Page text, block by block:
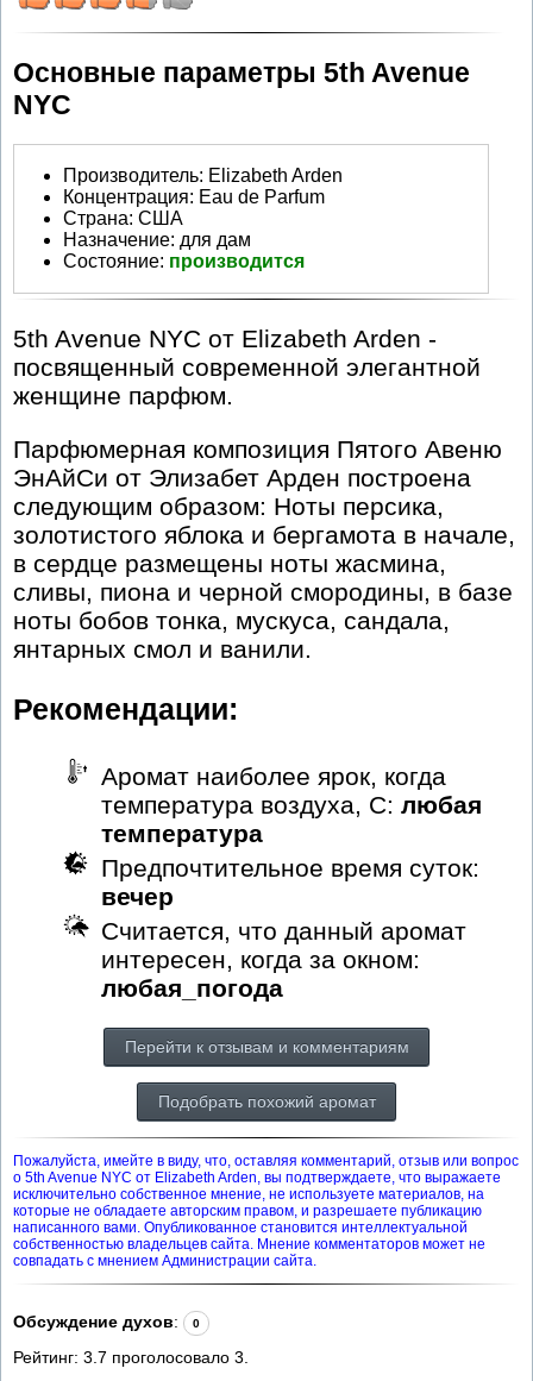
Основные параметры 5th Avenue
NYC
Производитель: Elizabeth Arden
Концентрация: Eau de Parfum
Страна: США
Назначение: для дам
Состояние: производится
5th Avenue NYC от Elizabeth Arden -
посвященный современной элегантной
женщине парфюм.
Парфюмерная композиция Пятого Авеню
ЭнАйСи от Элизабет Арден построена
следующим образом: Ноты персика,
золотистого яблока и бергамота в начале,
в сердце размещены ноты жасмина,
сливы, пиона и черной смородины, в базе
ноты бобов тонка, мускуса, сандала,
янтарных смол и ванили.
Рекомендации:
Аромат наиболее ярок, когда
температура воздуха, С: любая
температура
Предпочтительное время суток:
вечер
Считается, что данный аромат
интересен, когда за окном:
любая_погода
Перейти к отзывам и комментариям
Подобрать похожий аромат
Пожалуйста, имейте в виду, что, оставляя комментарий, отзыв или вопрос
о 5th Avenue NYC от Elizabeth Arden, вы подтверждаете, что выражаете
исключительно собственное мнение, не используете материалов, на
которые не обладаете авторским правом, и разрешаете публикацию
написанного вами. Опубликованное становится интеллектуальной
собственностью владельцев сайта. Мнение комментаторов может не
совпадать с мнением Администрации сайта.
Обсуждение духов: 0
Рейтинг: 3.7 проголосовало 3